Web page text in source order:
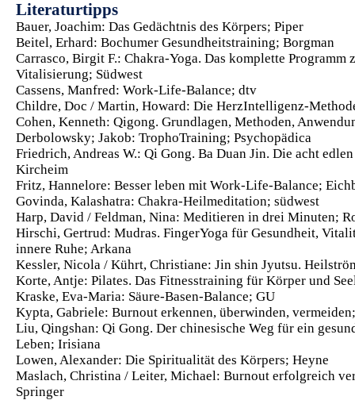
Literaturtipps
Bauer, Joachim: Das Gedächtnis des Körpers; Piper
Beitel, Erhard: Bochumer Gesundheitstraining; Borgman
Carrasco, Birgit F.: Chakra-Yoga. Das komplette Programm
Vitalisierung; Südwest
Cassens, Manfred: Work-Life-Balance; dtv
Childre, Doc / Martin, Howard: Die HerzIntelligenz-
Cohen, Kenneth: Qigong. Grundlagen, Methoden,
Derbolowsky; Jakob: TrophoTraining; Psychopädica
Friedrich, Andreas W.: Qi Gong. Ba Duan Jin. Die acht
Kircheim
Fritz, Hannelore: Besser leben mit Work-Life-Balance;
Govinda, Kalashatra: Chakra-Heilmeditation; südwest
Harp, David / Feldman, Nina: Meditieren in drei Minuten;
Hirschi, Gertrud: Mudras. FingerYoga für Gesundheit,
innere Ruhe; Arkana
Kessler, Nicola / Kührt, Christiane: Jin shin Jyutsu.
Korte, Antje: Pilates. Das Fitnesstraining für Körper und
Kraske, Eva-Maria: Säure-Basen-Balance; GU
Kypta, Gabriele: Burnout erkennen, überwinden,
Liu, Qingshan: Qi Gong. Der chinesische Weg für ein
Leben; Irisiana
Lowen, Alexander: Die Spiritualität des Körpers; Heyne
Maslach, Christina / Leiter, Michael: Burnout erfolgreich
Springer